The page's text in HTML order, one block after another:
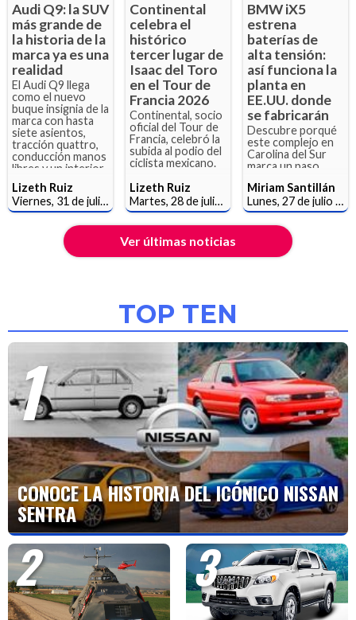
Audi Q9: la SUV
más grande de
la historia de la
marca ya es una
realidad
El Audi Q9 llega
como el nuevo
buque insignia de la
marca con hasta
siete asientos,
tracción quattro,
conducción manos
libres y un interior
sumamente lujoso.
Lizeth Ruiz
Viernes, 31 de julio de 2026
Continental
celebra el
histórico
tercer lugar de
Isaac del Toro
en el Tour de
Francia 2026
Continental, socio
oficial del Tour de
Francia, celebró la
subida al podio del
ciclista mexicano.
Lizeth Ruiz
Martes, 28 de julio de 2026
BMW iX5
estrena
baterías de
alta tensión:
así funciona la
planta en
EE.UU. donde
se fabricarán
Descubre porqué
este complejo en
Carolina del Sur
marca un paso
electromovilidad y
beneficia la
producción de
baterías en
nuestro país.
Miriam Santillán
Lunes, 27 de julio de 2026
Ver últimas noticias
TOP TEN
1
CONOCE LA HISTORIA DEL ICÓNICO NISSAN
SENTRA
2 3